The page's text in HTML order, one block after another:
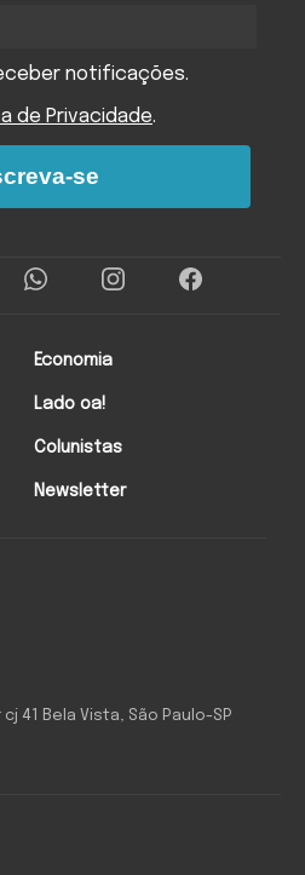
41 Bela Vista, São Paulo-SP
Economia
Lado oa!
Colunistas
Newsletter
notificações.
de Privacidade.
se